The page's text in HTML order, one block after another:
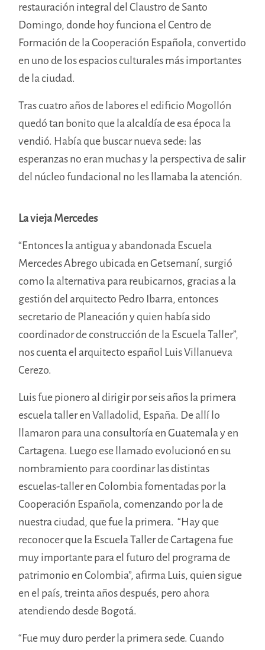
restauración integral del Claustro de Santo
Domingo, donde hoy funciona el Centro de
Formación de la Cooperación Española, convertido
en uno de los espacios culturales más importantes
de la ciudad.
Tras cuatro años de labores el edificio Mogollón
quedó tan bonito que la alcaldía de esa época la
vendió. Había que buscar nueva sede: las
esperanzas no eran muchas y la perspectiva de salir
del núcleo fundacional no les llamaba la atención.
La vieja Mercedes
“Entonces la antigua y abandonada Escuela
Mercedes Abrego ubicada en Getsemaní, surgió
como la alternativa para reubicarnos, gracias a la
gestión del arquitecto Pedro Ibarra, entonces
secretario de Planeación y quien había sido
coordinador de construcción de la Escuela Taller”,
nos cuenta el arquitecto español Luis Villanueva
Cerezo.
Luis fue pionero al dirigir por seis años la primera
escuela taller en Valladolid, España. De allí lo
llamaron para una consultoría en Guatemala y en
Cartagena. Luego ese llamado evolucionó en su
nombramiento para coordinar las distintas
escuelas-taller en Colombia fomentadas por la
Cooperación Española, comenzando por la de
nuestra ciudad, que fue la primera. “Hay que
reconocer que la Escuela Taller de Cartagena fue
muy importante para el futuro del programa de
patrimonio en Colombia”, afirma Luis, quien sigue
en el país, treinta años después, pero ahora
atendiendo desde Bogotá.
“Fue muy duro perder la primera sede. Cuando